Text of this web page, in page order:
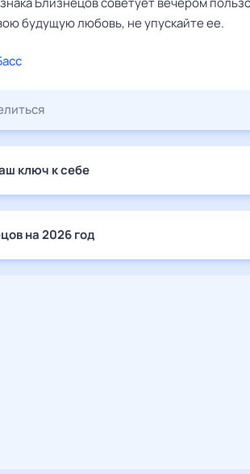
будущую любовь, не упускайте ее.
ключ к себе
на 2026 год